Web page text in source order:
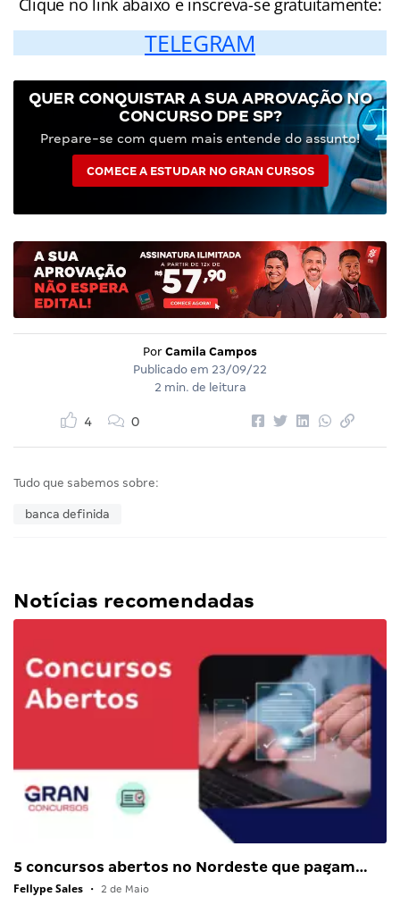
Clique no link abaixo e inscreva-se gratuitamente:
TELEGRAM
QUER CONQUISTAR A SUA APROVAÇÃO NO
CONCURSO DPE SP?
Prepare-se com quem mais entende do assunto!
COMECE A ESTUDAR NO GRAN CURSOS
Por Camila Campos
Publicado em 23/09/22
2 min. de leitura
4 0
Tudo que sabemos sobre:
banca definida
Notícias recomendadas
5 concursos abertos no Nordeste que pagam…
Fellype Sales • 2 de Maio